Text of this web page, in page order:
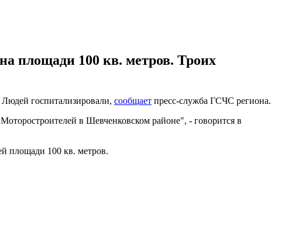
площади 100 кв. метров. Троих
госпитализировали, сообщает пресс-служба ГСЧС региона.
в Шевченковском районе", - говорится в
площади 100 кв. метров.